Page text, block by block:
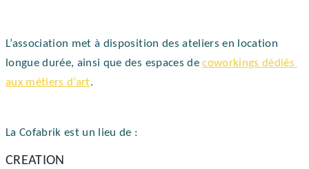
L’association met à disposition des ateliers en location
longue durée, ainsi que des espaces de co­workings dédiés
aux métiers d’art.
La Cofabrik est un lieu de :
CREATION